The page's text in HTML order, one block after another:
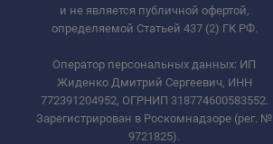
и не является публичной офертой,
определяемой Статьей 437 (2) ГК РФ.
Оператор персональных данных: ИП
Жиденко Дмитрий Сергеевич, ИНН
772391204952, ОГРНИП 318774600583552.
Зарегистрирован в Роскомнадзоре (рег. №
9721825).